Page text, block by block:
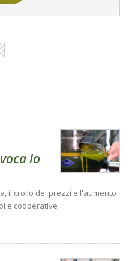
lo
il crollo dei prezzi e l'aumento
e cooperative